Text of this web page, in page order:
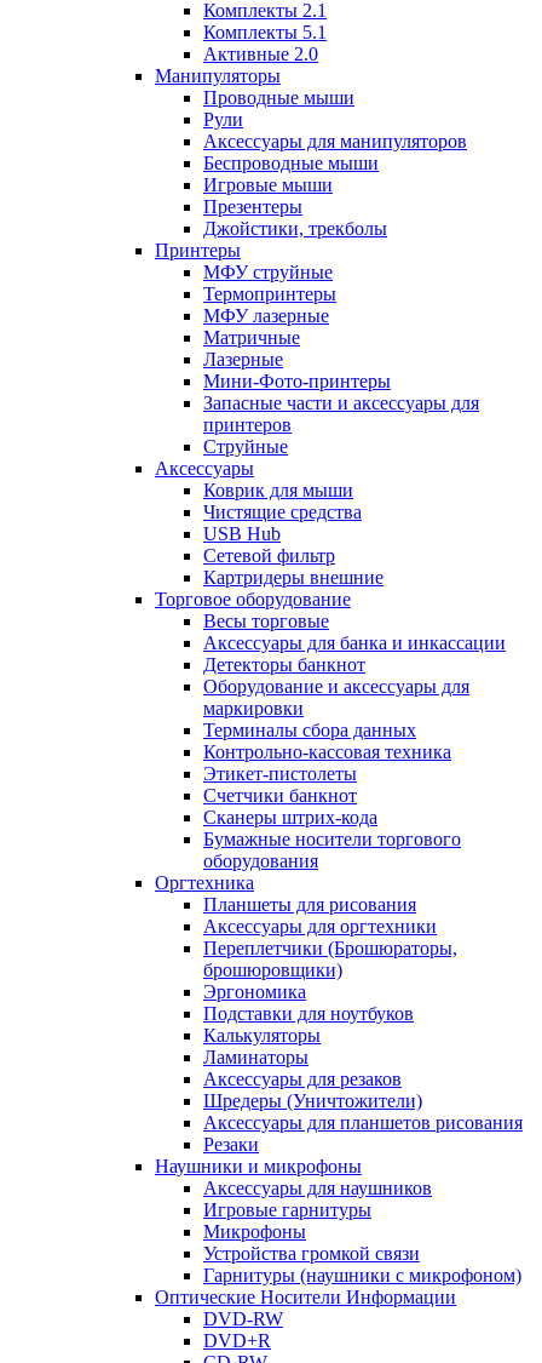
Комплекты 2.1
Комплекты 5.1
Активные 2.0
Манипуляторы
Проводные мыши
Рули
Аксессуары для манипуляторов
Беспроводные мыши
Игровые мыши
Презентеры
Джойстики, трекболы
Принтеры
МФУ струйные
Термопринтеры
МФУ лазерные
Матричные
Лазерные
Мини-Фото-принтеры
Запасные части и аксессуары для
принтеров
Струйные
Аксессуары
Коврик для мыши
Чистящие средства
USB Hub
Сетевой фильтр
Картридеры внешние
Торговое оборудование
Весы торговые
Аксессуары для банка и инкассации
Детекторы банкнот
Оборудование и аксессуары для
маркировки
Терминалы сбора данных
Контрольно-кассовая техника
Этикет-пистолеты
Счетчики банкнот
Сканеры штрих-кода
Бумажные носители торгового
оборудования
Оргтехника
Планшеты для рисования
Аксессуары для оргтехники
Переплетчики (Брошюраторы,
брошюровщики)
Эргономика
Подставки для ноутбуков
Калькуляторы
Ламинаторы
Аксессуары для резаков
Шредеры (Уничтожители)
Аксессуары для планшетов рисования
Резаки
Наушники и микрофоны
Аксессуары для наушников
Игровые гарнитуры
Микрофоны
Устройства громкой связи
Гарнитуры (наушники с микрофоном)
Оптические Носители Информации
DVD-RW
DVD+R